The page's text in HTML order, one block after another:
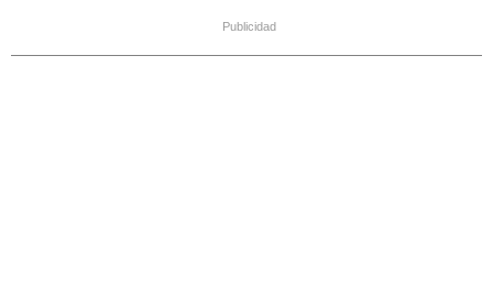
Publicidad